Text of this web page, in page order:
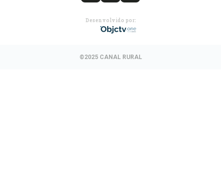
Desenvolvido por:
©2025 CANAL RURAL